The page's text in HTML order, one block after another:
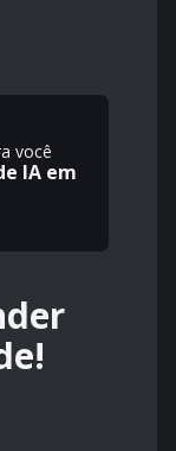
você
IA em